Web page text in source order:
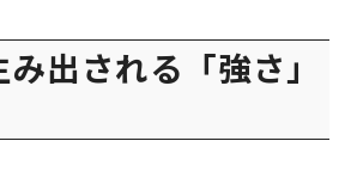
出される「強さ」